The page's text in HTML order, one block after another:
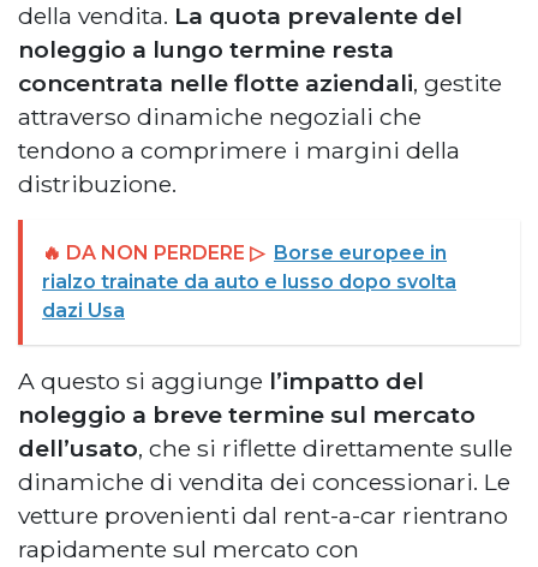
della vendita. La quota prevalente del
noleggio a lungo termine resta
concentrata nelle flotte aziendali, gestite
attraverso dinamiche negoziali che
tendono a comprimere i margini della
distribuzione.
🔥 DA NON PERDERE ▷ Borse europee in
rialzo trainate da auto e lusso dopo svolta
dazi Usa
A questo si aggiunge l’impatto del
noleggio a breve termine sul mercato
dell’usato, che si riflette direttamente sulle
dinamiche di vendita dei concessionari. Le
vetture provenienti dal rent-a-car rientrano
rapidamente sul mercato con